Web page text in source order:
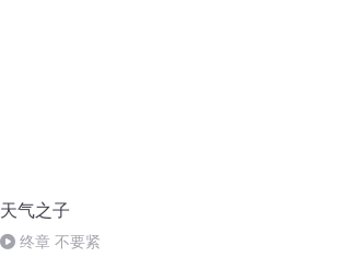
天气之子
终章 不要紧